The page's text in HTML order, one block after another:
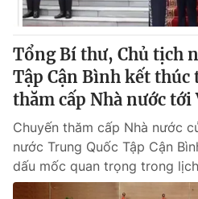
Tổng Bí thư, Chủ tịch
Tập Cận Bình kết thúc
thăm cấp Nhà nước tới
Chuyến thăm cấp Nhà nước
nước Trung Quốc Tập Cận
dấu mốc quan trọng trong